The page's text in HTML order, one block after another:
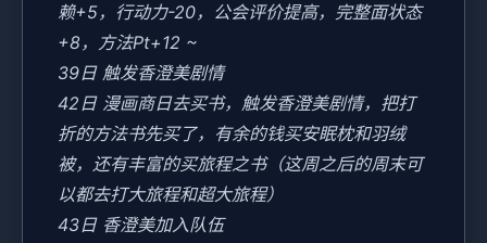
赖+5，行动力-20，公会评价提高，完整面状态
+8，方法Pt+12 ~
39日 触发香澄美剧情
42日 漫画商日去买书，触发香澄美剧情，把打
折的方法书先买了，有余的钱买安眠枕和羽绒
被，还有丰富的买旅程之书（这周之后的周末可
以都去打大旅程和超大旅程）
43日 香澄美加入队伍